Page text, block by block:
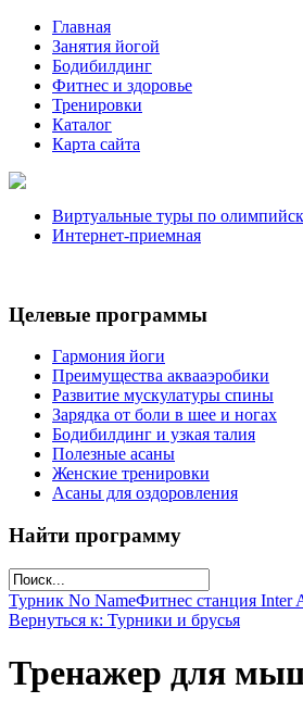
Главная
Занятия йогой
Бодибилдинг
Фитнес и здоровье
Тренировки
Каталог
Карта сайта
Виртуальные туры по
Интернет-приемная
Целевые программы
Гармония йоги
Преимущества аквааэробики
Развитие мускулатуры спины
Зарядка от боли в шее и ногах
Бодибилдинг и узкая талия
Полезные асаны
Женские тренировки
Асаны для оздоровления
Найти программу
Турник No NameФитнес станция Inter
Вернуться к: Турники и брусья
Тренажер для